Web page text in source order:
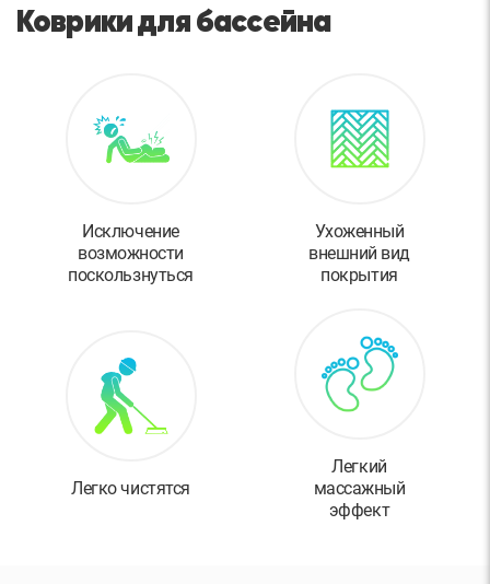
Коврики для бассейна
Исключение
возможности
поскользнуться
Ухоженный
внешний вид
покрытия
Легко чистятся
Легкий
массажный
эффект